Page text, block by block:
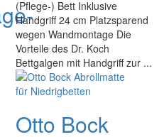
(Pflege-) Bett Inklusive
Handgriff 24 cm Platzsparend
wegen Wandmontage Die
Vorteile des Dr. Koch
Bettgalgen mit Handgriff zur ...
Otto Bock